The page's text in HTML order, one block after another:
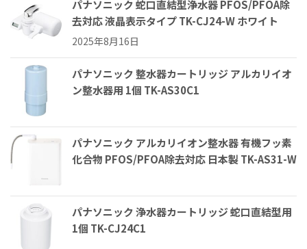
パナソニック 蛇口直結型浄水器 PFOS/PFOA除
去対応 液晶表示タイプ TK-CJ24-W ホワイト
2025年8月16日
パナソニック 整水器カートリッジ アルカリイオ
ン整水器用 1個 TK-AS30C1
パナソニック アルカリイオン整水器 有機フッ素
化合物 PFOS/PFOA除去対応 日本製 TK-AS31-W
パナソニック 浄水器カートリッジ 蛇口直結型用
1個 TK-CJ24C1